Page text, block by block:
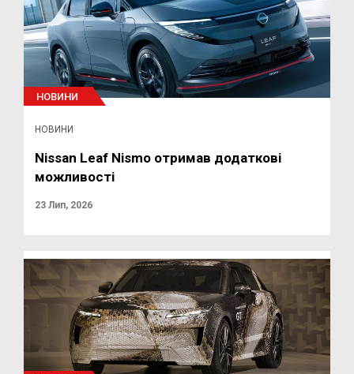
НОВИНИ
НОВИНИ
Nissan Leaf Nismo отримав додаткові
можливості
23 Лип, 2026